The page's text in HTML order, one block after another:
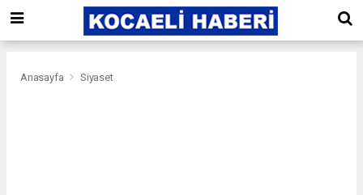
Anasayfa Siyaset